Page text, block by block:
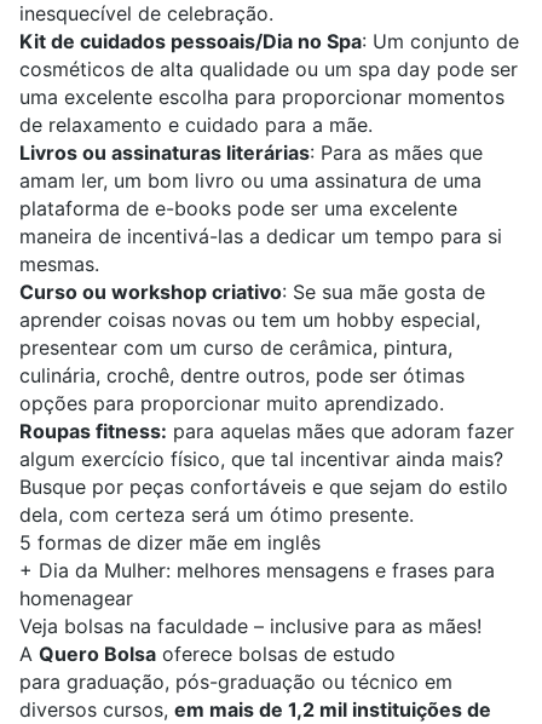
inesquecível de celebração.
Kit de cuidados pessoais/Dia no Spa: Um conjunto de
cosméticos de alta qualidade ou um spa day pode ser
uma excelente escolha para proporcionar momentos
de relaxamento e cuidado para a mãe.
Livros ou assinaturas literárias: Para as mães que
amam ler, um bom livro ou uma assinatura de uma
plataforma de e-books pode ser uma excelente
maneira de incentivá-las a dedicar um tempo para si
mesmas.
Curso ou workshop criativo: Se sua mãe gosta de
aprender coisas novas ou tem um hobby especial,
presentear com um curso de cerâmica, pintura,
culinária, crochê, dentre outros, pode ser ótimas
opções para proporcionar muito aprendizado.
Roupas fitness: para aquelas mães que adoram fazer
algum exercício físico, que tal incentivar ainda mais?
Busque por peças confortáveis e que sejam do estilo
dela, com certeza será um ótimo presente.
5 formas de dizer mãe em inglês
+ Dia da Mulher: melhores mensagens e frases para
homenagear
Veja bolsas na faculdade – inclusive para as mães!
A Quero Bolsa oferece bolsas de estudo
para graduação, pós-graduação ou técnico em
diversos cursos, em mais de 1,2 mil instituições de